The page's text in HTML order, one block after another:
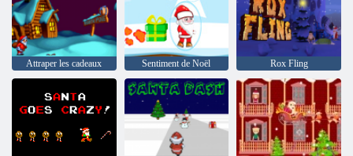
Attraper les cadeaux Sentiment de Noël Rox Fling